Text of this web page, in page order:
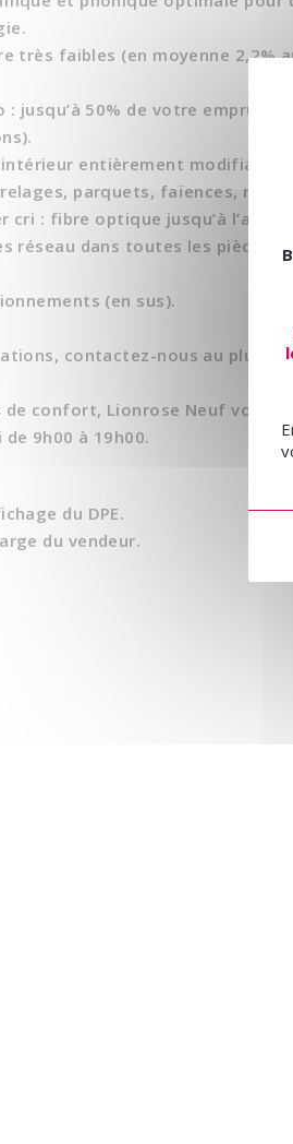
très faibles (en moyenne 2,2%
: jusqu’à 50% de votre emprunt
entièrement modifiable.
parquets, faïences,
cri : fibre optique jusqu’à
réseau dans toutes les pièces...
(en sus).
contactez-nous au plus
confort, Lionrose Neuf vous
9h00 à 19h00.
du DPE.
du vendeur.